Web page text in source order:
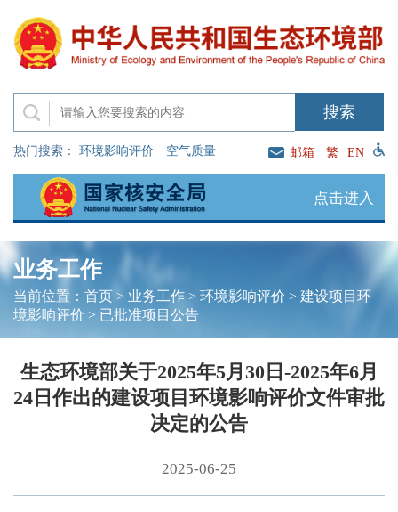
热门搜索： 环境影响评价 空气质量 邮箱 繁 EN
点击进入
业务工作
当前位置： 首页> 业务工作> 环境影响评价 > 建设项目环
境影响评价 > 已批准项目公告
生态环境部关于2025年5月30日-2025年6月
24日作出的建设项目环境影响评价文件审批
决定的公告
2025-06-25